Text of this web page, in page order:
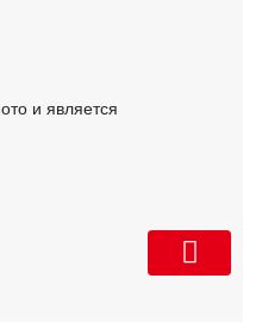
и является